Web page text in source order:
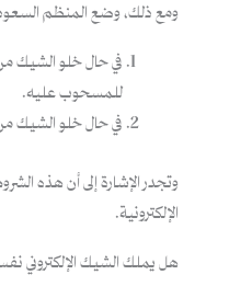
ومع ذلك، وضع المنظم
في حال خلو الشيك
للمسحوب عليه.
في حال خلو الشيك
وتجدر الإشارة إلى أن هذه
الإلكترونية.
هل يملك الشيك الإلكتروني